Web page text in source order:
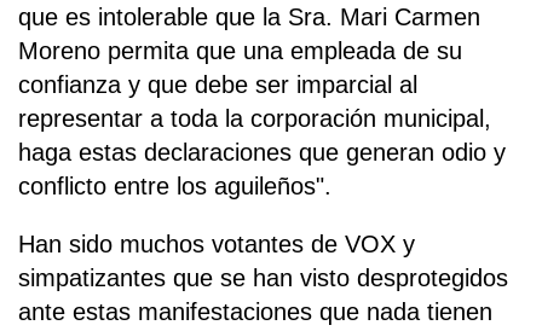
que es intolerable que la Sra. Mari Carmen
Moreno permita que una empleada de su
confianza y que debe ser imparcial al
representar a toda la corporación municipal,
haga estas declaraciones que generan odio y
conflicto entre los aguileños".
Han sido muchos votantes de VOX y
simpatizantes que se han visto desprotegidos
ante estas manifestaciones que nada tienen